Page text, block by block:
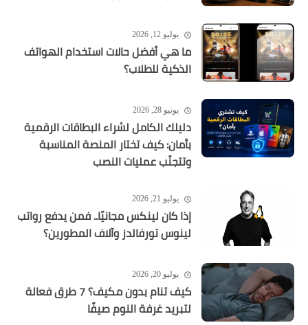
يوليو 12, 2026
ما هي أفضل حالات استخدام الهواتف
الذكية للطلاب؟
يونيو 28, 2026
دليلك الكامل لشراء البطاقات الرقمية
بأمان: كيف تختار المنصة المناسبة
وتتجنّب عمليات النصب
يوليو 21, 2026
إذا كان لينكس مجانيًا.. فمن يدفع رواتب
لينوس تورفالدز وآلاف المطورين؟
يوليو 20, 2026
كيف تنام بدون مكيف؟ 7 طرق فعالة
لتبريد غرفة النوم صيفًا